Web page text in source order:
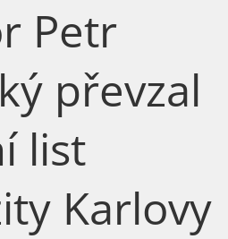
Petr
převzal
list
Karlovy